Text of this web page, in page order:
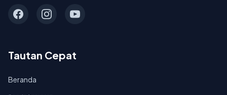
Tautan Cepat
Beranda